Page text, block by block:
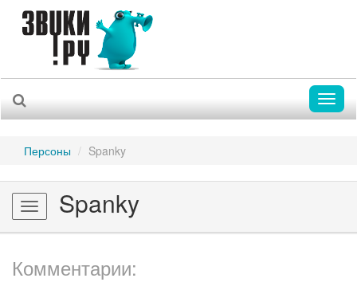
Персоны Spanky
Toggle
navigation
Spanky
Комментарии: